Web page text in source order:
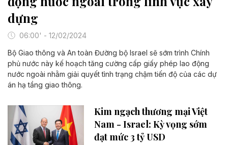
dựng
06:00' - 12/02/2024
Bộ Giao thông và An toàn Đường bộ Israel sẽ sớm trình Chính
phủ nước này kế hoạch tăng cường cấp giấy phép lao động
nước ngoài nhằm giải quyết tình trạng chậm tiến độ của các dự
án hạ tầng giao thông.
Kim ngạch thương mại Việt
Nam - Israel: Kỳ vọng sớm
đạt mức 3 tỷ USD